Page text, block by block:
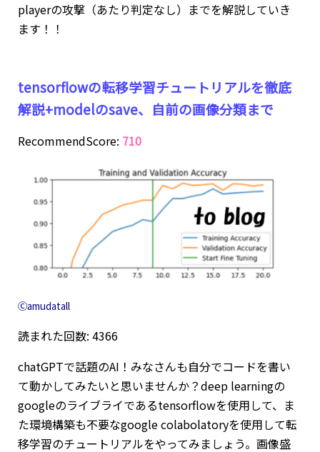
playerの攻撃（あたり判定なし）までを解説していき
ます！！
tensorflowの転移学習チュートリアルを徹底
解説+modelのsave、自前の画像分類まで
RecommendScore: 710
Ⓒamudatall
読まれた回数: 4366
chatGPTで話題のAI！みなさんも自分でコードを書い
て動かしてみたいと思いませんか？deep learningの
googleのライブライであるtensorflowを使用して、ま
た環境構築も不要なgoogle colabolatoryを使用して転
移学習のチュートリアルをやってみましょう。画像盛